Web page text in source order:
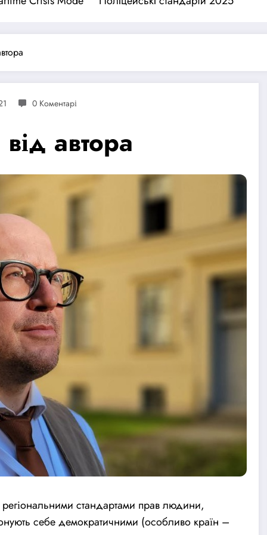
0 Коментарі
автора
стандартами прав людини,
себе демократичними (особливо країн –